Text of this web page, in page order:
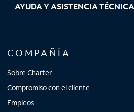
AYUDA Y ASISTENCIA TÉCNICA
COMPAÑÍA
Sobre Charter
Compromiso con el cliente
Empleos